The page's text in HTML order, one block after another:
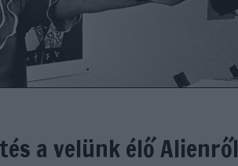
a velünk élő Alienről